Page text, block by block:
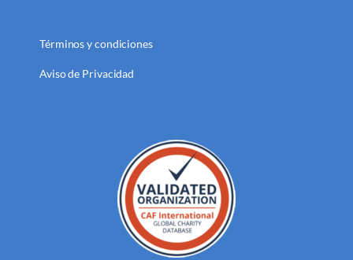
Términos y condiciones
Aviso de Privacidad